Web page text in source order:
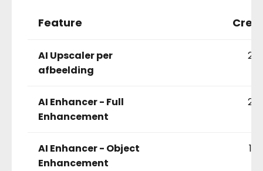
Feature
AI Upscaler per
afbeelding
20
AI Enhancer - Full
Enhancement
20
AI Enhancer - Object
Enhancement
15